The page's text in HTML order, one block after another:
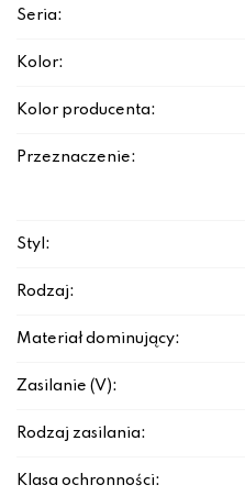
Seria:
Kolor:
Kolor producenta:
Przeznaczenie:
Styl:
Rodzaj:
Materiał dominujący:
Zasilanie (V):
Rodzaj zasilania:
Klasa ochronności: